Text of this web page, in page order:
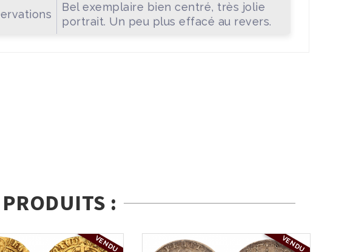
Bel exemplaire bien centré, très jolie
portrait. Un peu plus effacé au revers.
:
VENDU VENDU